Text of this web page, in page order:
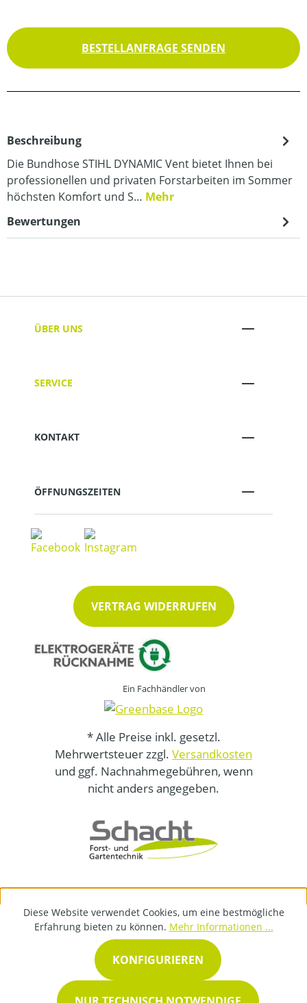
BESTELLANFRAGE SENDEN
Beschreibung
Die Bundhose STIHL DYNAMIC Vent bietet Ihnen bei
professionellen und privaten Forstarbeiten im Sommer
höchsten Komfort und S… Mehr
Bewertungen
ÜBER UNS
SERVICE
KONTAKT
ÖFFNUNGSZEITEN
VERTRAG WIDERRUFEN
Ein Fachhändler von
* Alle Preise inkl. gesetzl.
Mehrwertsteuer zzgl. Versandkosten
und ggf. Nachnahmegebühren, wenn
nicht anders angegeben.
Diese Website verwendet Cookies, um eine bestmögliche
Erfahrung bieten zu können. Mehr Informationen ...
KONFIGURIEREN